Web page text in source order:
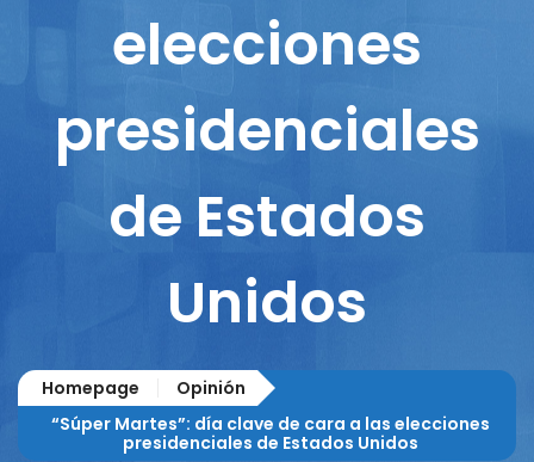
elecciones
presidenciales
de Estados
Unidos
Homepage
Opinión
“Súper Martes”: día clave de cara a las elecciones
presidenciales de Estados Unidos